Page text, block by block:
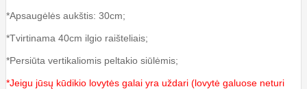
*Apsaugėlės aukštis: 30cm;
*Tvirtinama 40cm ilgio raišteliais;
*Persiūta vertikaliomis peltakio siūlėmis;
*Jeigu jūsų kūdikio lovytės galai yra uždari (lovytė galuose neturi